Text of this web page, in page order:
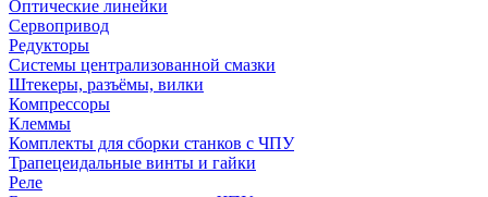
Оптические линейки
Сервопривод
Редукторы
Системы централизованной смазки
Штекеры, разъёмы, вилки
Компрессоры
Клеммы
Комплекты для сборки станков с ЧПУ
Трапецеидальные винты и гайки
Реле